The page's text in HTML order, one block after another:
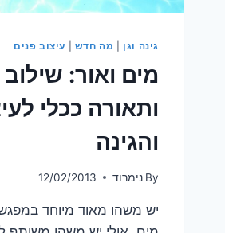
גינה וגן מה חדש עיצוב פנים
מים ואור:
ותאורה ככלי
והגינה
By נימרוד 12/02/2013
יש משהו מאוד מיוחד